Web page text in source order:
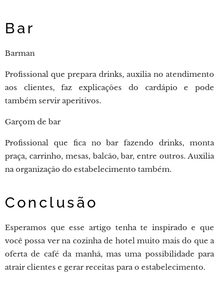
Bar
Barman
Profissional que prepara drinks, auxilia no atendimento
aos clientes, faz explicações do cardápio e pode
também servir aperitivos.
Garçom de bar
Profissional que fica no bar fazendo drinks, monta
praça, carrinho, mesas, balcão, bar, entre outros. Auxilia
na organização do estabelecimento também.
Conclusão
Esperamos que esse artigo tenha te inspirado e que
você possa ver na cozinha de hotel muito mais do que a
oferta de café da manhã, mas uma possibilidade para
atrair clientes e gerar receitas para o estabelecimento.